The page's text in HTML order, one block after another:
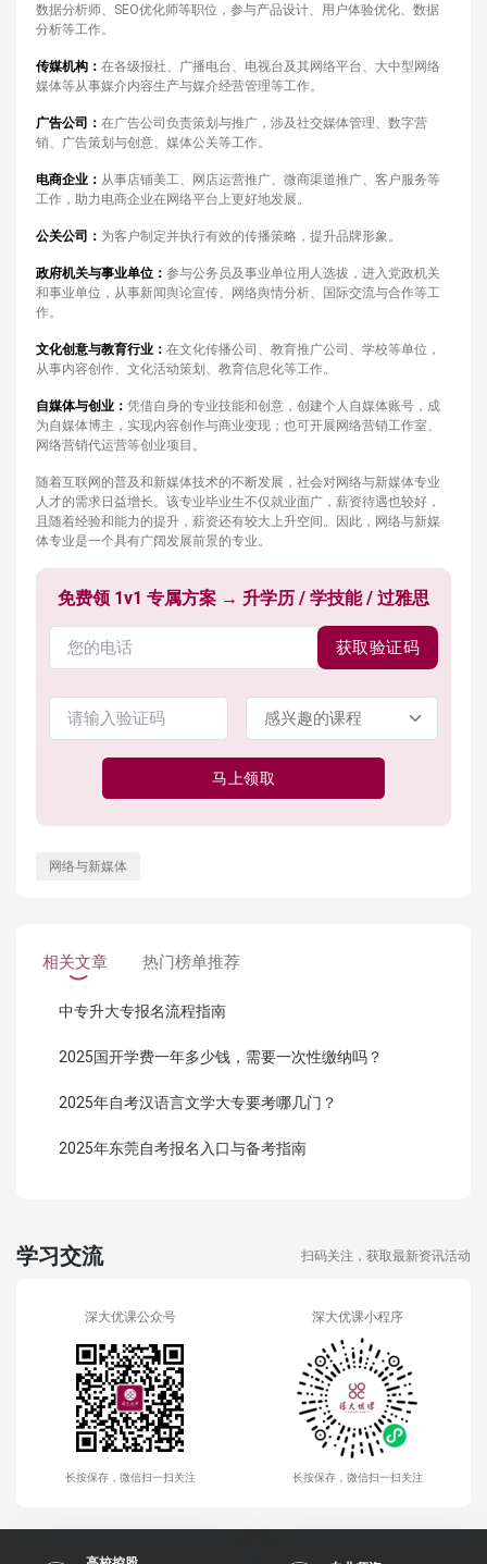
数据分析师、SEO优化师等职位，参与产品设计、用户体验优化、数据
分析等工作。
传媒机构： 在各级报社、广播电台、电视台及其网络平台、大中型网络
媒体等从事媒介内容生产与媒介经营管理等工作。
广告公司： 在广告公司负责策划与推广，涉及社交媒体管理、数字营
销、广告策划与创意、媒体公关等工作。
电商企业： 从事店铺美工、网店运营推广、微商渠道推广、客户服务等
工作，助力电商企业在网络平台上更好地发展。
公关公司： 为客户制定并执行有效的传播策略，提升品牌形象。
政府机关与事业单位： 参与公务员及事业单位用人选拔，进入党政机关
和事业单位，从事新闻舆论宣传、网络舆情分析、国际交流与合作等工
作。
文化创意与教育行业： 在文化传播公司、教育推广公司、学校等单位，
从事内容创作、文化活动策划、教育信息化等工作。
自媒体与创业： 凭借自身的专业技能和创意，创建个人自媒体账号，成
为自媒体博主，实现内容创作与商业变现；也可开展网络营销工作室、
网络营销代运营等创业项目。
随着互联网的普及和新媒体技术的不断发展，社会对网络与新媒体专业
人才的需求日益增长。该专业毕业生不仅就业面广，薪资待遇也较好，
且随着经验和能力的提升，薪资还有较大上升空间。因此，网络与新媒
体专业是一个具有广阔发展前景的专业。
免费领 1v1 专属方案 → 升学历 / 学技能 / 过雅思
获取验证码
马上领取
网络与新媒体
相关文章 热门榜单推荐
中专升大专报名流程指南
2025国开学费一年多少钱，需要一次性缴纳吗？
2025年自考汉语言文学大专要考哪几门？
2025年东莞自考报名入口与备考指南
学习交流 扫码关注，获取最新资讯活动
深大优课公众号
长按保存，微信扫一扫关注
深大优课小程序
长按保存，微信扫一扫关注